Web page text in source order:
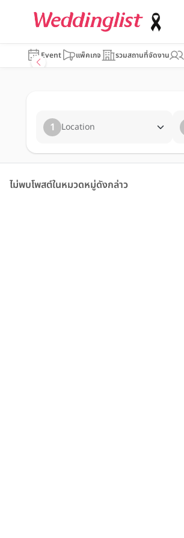
Event แพ็คเกจ รวมสถานที่จัดงาน
1 Location
ไม่พบโพสต์ในหมวดหมู่ดังกล่าว